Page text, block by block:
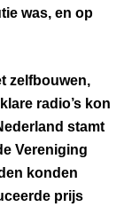
was, en op
zelfbouwen,
radio’s kon
stamt
Vereniging
konden
prijs